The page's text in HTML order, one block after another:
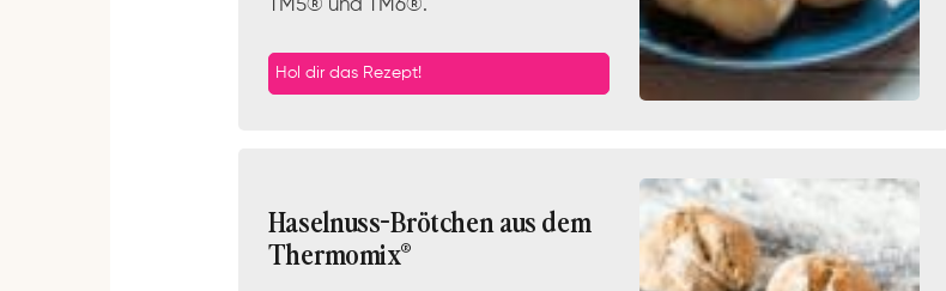
TM5® und TM6®.
Hol dir das Rezept!
Haselnuss-Brötchen aus dem
Thermomix®